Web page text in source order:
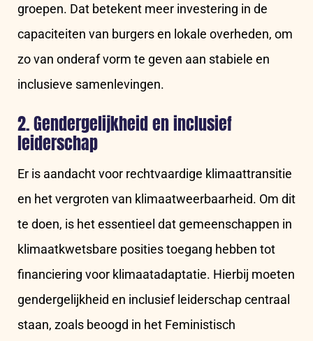
groepen. Dat betekent meer investering in de
capaciteiten van burgers en lokale overheden, om
zo van onderaf vorm te geven aan stabiele en
inclusieve samenlevingen.
2. Gendergelijkheid en inclusief
leiderschap
Er is aandacht voor rechtvaardige klimaattransitie
en het vergroten van klimaatweerbaarheid. Om dit
te doen, is het essentieel dat gemeenschappen in
klimaatkwetsbare posities toegang hebben tot
financiering voor klimaatadaptatie. Hierbij moeten
gendergelijkheid en inclusief leiderschap centraal
staan, zoals beoogd in het Feministisch